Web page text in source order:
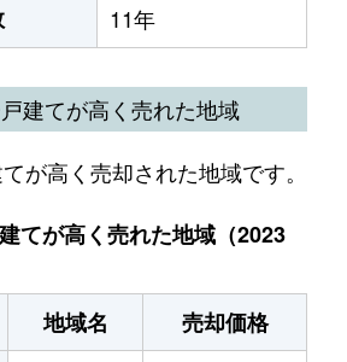
11年
建てが高く売れた地域
が高く売却された地域です。
てが高く売れた地域（2023
地域名
売却価格